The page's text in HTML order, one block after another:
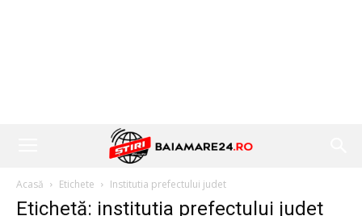
Acasă Etichete Institutia prefectului judet
Etichetă: institutia prefectului judet